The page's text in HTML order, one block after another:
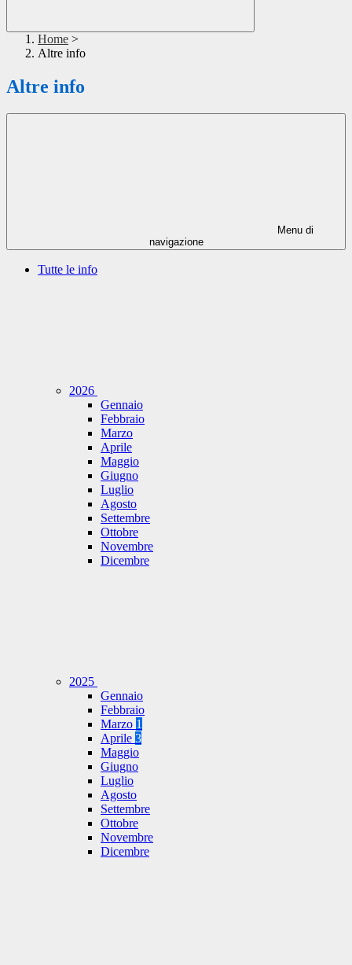
Home >
Altre info
Altre info
Menu di
navigazione
Tutte le info
2026
Gennaio
Febbraio
Marzo
Aprile
Maggio
Giugno
Luglio
Agosto
Settembre
Ottobre
Novembre
Dicembre
2025
Gennaio
Febbraio
Marzo 1
Aprile 3
Maggio
Giugno
Luglio
Agosto
Settembre
Ottobre
Novembre
Dicembre